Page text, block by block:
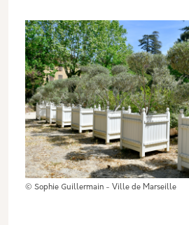
© Sophie Guillermain - Ville de Marseille